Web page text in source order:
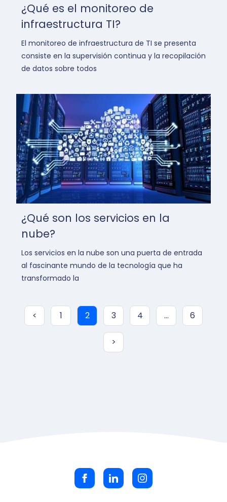
¿Qué es el monitoreo de
infraestructura TI?
El monitoreo de infraestructura de TI se presenta
consiste en la supervisión continua y la recopilación
de datos sobre todos
¿Qué son los servicios en la
nube?
Los servicios en la nube son una puerta de entrada
al fascinante mundo de la tecnología que ha
transformado la
< 1 2 3 4 … 6
>